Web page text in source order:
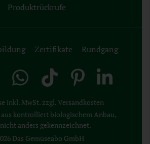
Produktrückrufe
Zertifikate Rundgang
inkl. MwSt. zzgl. Versandkosten
kontrolliert biologischem Anbau,
anders gekennzeichnet.
Das Gemüseabo GmbH